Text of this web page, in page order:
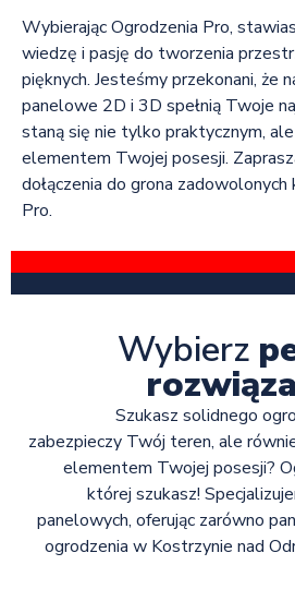
Wybierając Ogrodzenia Pro,
wiedzę i pasję do tworzenia
pięknych. Jesteśmy przekonani, że
panelowe 2D i 3D spełnią Twoje
staną się nie tylko praktycznym,
elementem Twojej posesji.
dołączenia do grona
Pro.
Wybierz
rozwiąza
Szukasz solidnego
zabezpieczy Twój teren, ale
elementem Twojej posesji?
której szukasz!
panelowych, oferując zarówno
ogrodzenia w Kostrzynie nad